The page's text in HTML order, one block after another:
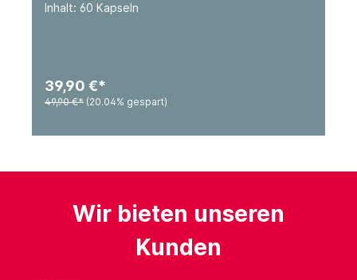
Inhalt: 60 Kapseln
39,90 €*
49,90 €* (20.04% gespart)
Wir bieten unseren
Kunden